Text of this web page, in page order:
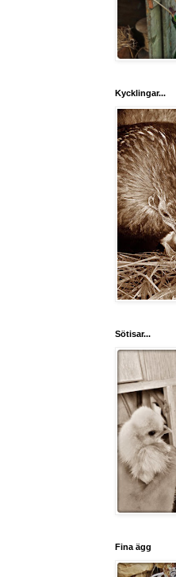
Kycklingar...
Sötisar...
Fina ägg